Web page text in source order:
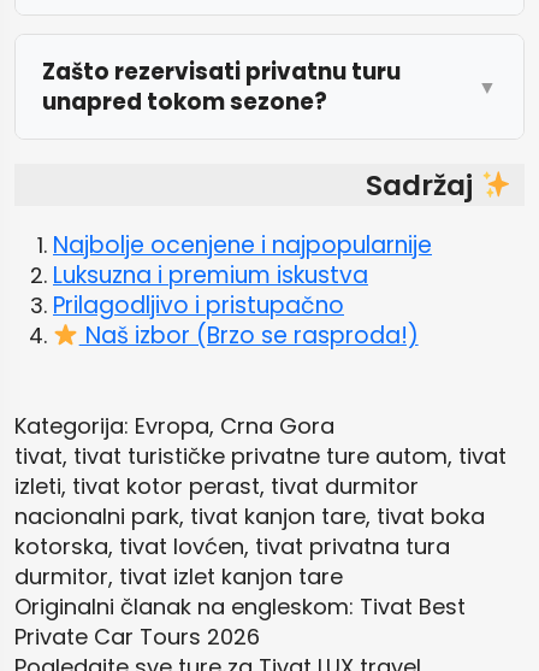
Zašto rezervisati privatnu turu
unapred tokom sezone?
Sadržaj
Najbolje ocenjene i najpopularnije
Luksuzna i premium iskustva
Prilagodljivo i pristupačno
Naš izbor (Brzo se rasproda!)
Kategorija: Evropa, Crna Gora
tivat, tivat turističke privatne ture autom, tivat
izleti, tivat kotor perast, tivat durmitor
nacionalni park, tivat kanjon tare, tivat boka
kotorska, tivat lovćen, tivat privatna tura
durmitor, tivat izlet kanjon tare
Originalni članak na engleskom: Tivat Best
Private Car Tours 2026